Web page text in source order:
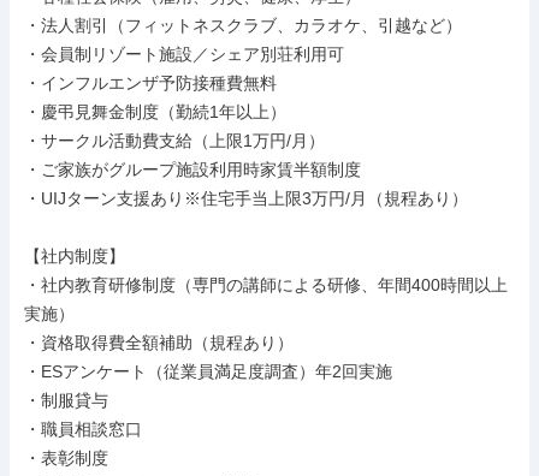
・法人割引（フィットネスクラブ、カラオケ、引越など）
・会員制リゾート施設／シェア別荘利用可
・インフルエンザ予防接種費無料
・慶弔見舞金制度（勤続1年以上）
・サークル活動費支給（上限1万円/月）
・ご家族がグループ施設利用時家賃半額制度
・UIJターン支援あり※住宅手当上限3万円/月（規程あり）
【社内制度】
・社内教育研修制度（専門の講師による研修、年間400時間以上
実施）
・資格取得費全額補助（規程あり）
・ESアンケート（従業員満足度調査）年2回実施
・制服貸与
・職員相談窓口
・表彰制度